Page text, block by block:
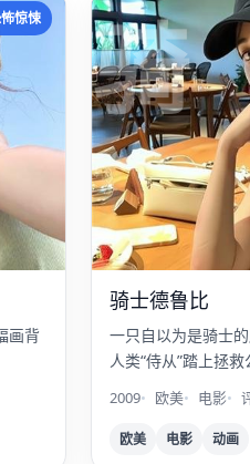
惊悚
画背
骑
骑士德鲁比
一只自以为是骑士
人类“侍从”踏上拯救
2009 欧美 电影
欧美 电影 动画